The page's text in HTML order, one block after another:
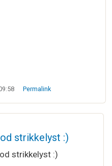
Permalink
strikkelyst :)
strikkelyst :)